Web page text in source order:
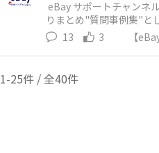
確認書類提出前までの
eBay サポートチャンネ
りまとめ"質問事例集"と
心よりお礼申し上げます
イプの変更は可能でしょ
トの解約後再開設をお
が、Payoneerの登録情
場合：手続きが簡単な「
カウント登録情報変更
13 3 【
1-25件 / 全40件